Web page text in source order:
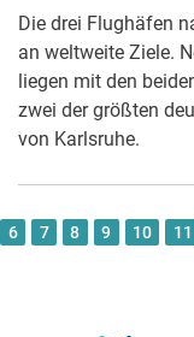
Die drei Flughäfen
an weltweite Ziele.
liegen mit den
zwei der größten
von Karlsruhe.
6 7 8 9 10 11